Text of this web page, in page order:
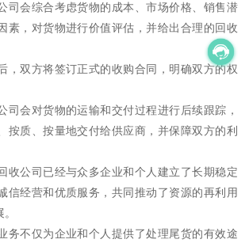
司会综合考虑货物的成本、市场价格、销售潜
素，对货物进行价值评估，并给出合理的回收
，双方将签订正式的收购合同，明确双方的权
司会对货物的运输和交付过程进行后续跟踪，
按质、按量地交付给供应商，并保障双方的利
收公司已经与众多企业和个人建立了长期稳定
信经营和优质服务，共同推动了资源的再利用
务不仅为企业和个人提供了处理尾货的有效途